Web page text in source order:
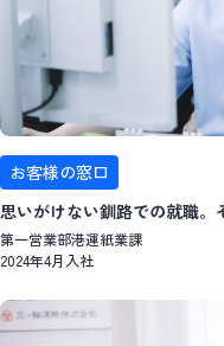
お客様の窓口
思いがけない釧路での就職
第一営業部港運紙業課
2024年4月入社